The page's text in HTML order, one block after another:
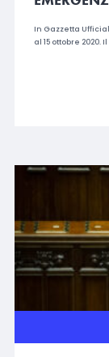
In Gazzetta
al 15 ottobre 2020.